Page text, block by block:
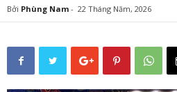
Bởi Phùng Nam - 22 Tháng Năm, 2026